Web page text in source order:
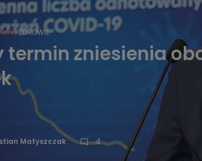
ZDROWIE
termin zniesienia
Matyszczak 4